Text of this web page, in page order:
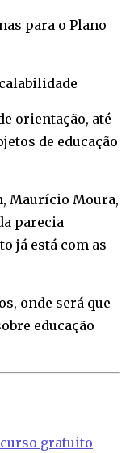
para o Plano
orientação, até
de educação
Maurício Moura,
parecia
já está com as
onde será que
educação
gratuito